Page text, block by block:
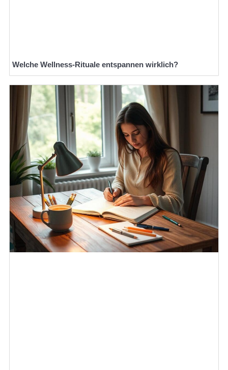
Welche Wellness-Rituale entspannen wirklich?